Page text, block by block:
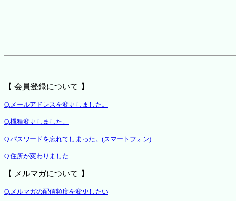
【 会員登録について 】
Q.メールアドレスを変更しました。
Q.機種変更しました。
Q.パスワードを忘れてしまった。(スマートフォン)
Q.住所が変わりました
【 メルマガについて 】
Q.メルマガの配信頻度を変更したい